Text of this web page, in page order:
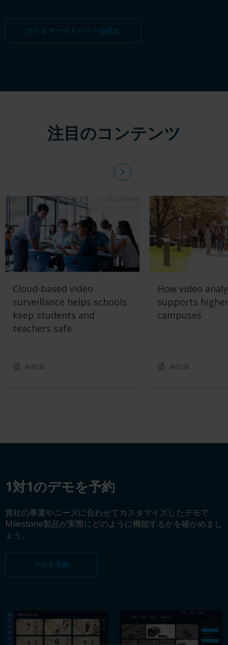
カスタマーストーリーを読む
注目のコンテンツ
Cloud-based video
surveillance helps schools
keep students and
teachers safe
Article
How video
supports
campuses
Article
1対1のデモを予約
貴社の事業やニーズに合わせてカスタマイズしたデモで、
Milestone製品が実際にどのように機能するかを確かめまし
ょう。
デモを予約